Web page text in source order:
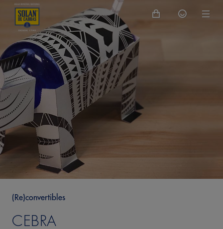
(Re)convertibles
CEBRA